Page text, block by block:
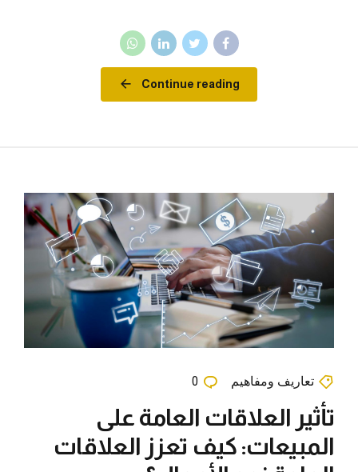
Continue reading
تعاريف ومفاهيم 0
تأثير العلاقات العامة على
المبيعات: كيف تعزز العلاقات